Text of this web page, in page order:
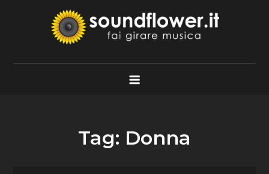
Soundflower.it
Fai Girare Musica
Tag: Donna